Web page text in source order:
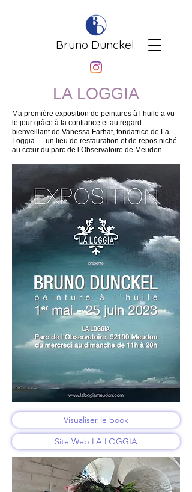
Bruno Dunckel
LA LOGGIA
Ma première exposition de peintures à l’huile a vu
le jour grâce à la confiance et au regard
bienveillant de Vanessa Farhat, fondatrice de La
Loggia — un lieu de restauration et de repos niché
au cœur du parc de l’Observatoire de Meudon.
Visualiser le book
Site Web LA LOGGIA